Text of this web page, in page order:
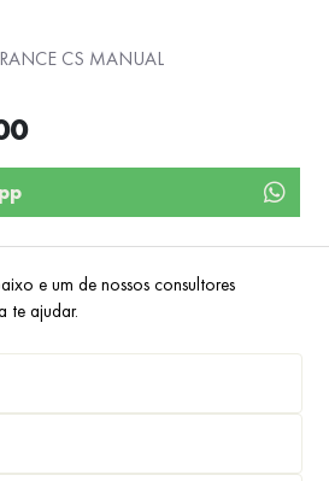
CS MANUAL
e um de nossos consultores
te ajudar.